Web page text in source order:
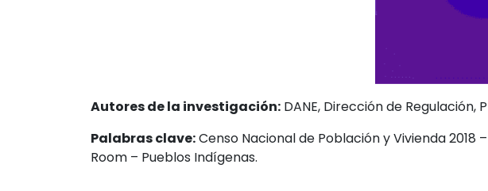
Autores de la investigación: DANE, Dirección de Regulación,
Palabras clave:Censo Nacional de Población y Vivienda
Room – Pueblos Indígenas.